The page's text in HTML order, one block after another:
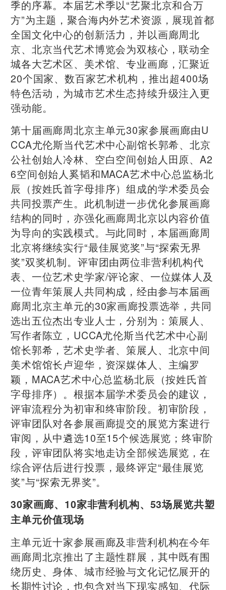
季的序幕。本届艺术季以“艺聚北京和合万
方”为主题，聚合海内外艺术资源，展现首都
全国文化中心的创新活力，并以画廊周北
京、北京当代艺术博览会为双核心，联动全
城各大艺术区、美术馆、专业画廊，汇聚近
20个国家、数百家艺术机构，推出超400场
特色活动，为城市艺术生态持续升级注入更
强动能。
第十届画廊周北京主单元30家参展画廊由U
CCA尤伦斯当代艺术中心副馆长郭希、北京
公社创始人冷林、空白空间创始人田原、A2
6空间创始人奚韬和MACA艺术中心总监杨北
辰（按姓氏首字母排序）组成的学术委员会
共同投票产生。此机制进一步优化参展画廊
结构的同时，亦强化画廊周北京以内容价值
为导向的实践模式。与此同时，本届画廊周
北京将继续实行“最佳展览奖”与“探索无界
奖”双奖机制。评审团由两位非营利机构代
表、一位艺术史学家/评论家、一位媒体人及
一位青年策展人共同构成，经由参与本届画
廊周北京主单元的30家画廊投票选举，共同
选出五位杰出专业人士，分别为：策展人、
写作者陈立，UCCA尤伦斯当代艺术中心副
馆长郭希，艺术史学者、策展人、北京中间
美术馆馆长卢迎华，资深媒体人、主编罗
颖，MACA艺术中心总监杨北辰（按姓氏首
字母排序）。根据本届学术委员会的建议，
评审流程分为初审和终审阶段。初审阶段，
评审团队对各参展画廊提交的展览方案进行
审阅，从中遴选10至15个候选展览；终审阶
段，评审团队将实地走访全部候选展览，在
综合评估后进行投票，最终评定“最佳展览
奖”与“探索无界奖”。
30家画廊、10家非营利机构、53场展览共塑
主单元价值现场
主单元近十家参展画廊及非营利机构在今年
画廊周北京推出了主题性群展，其中既有围
绕历史、身体、城市经验与文化记忆展开的
长期性讨论，也包含对当下现实感知、代际